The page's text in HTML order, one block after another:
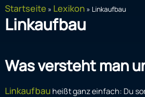
Startseite » Lexikon » Linkaufbau
Linkaufbau
Was versteht man
Linkaufbau heißt ganz einfach: Du